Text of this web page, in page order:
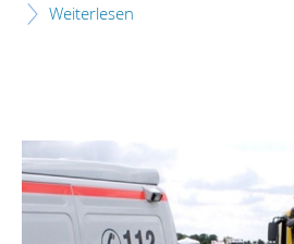
Weiterlesen